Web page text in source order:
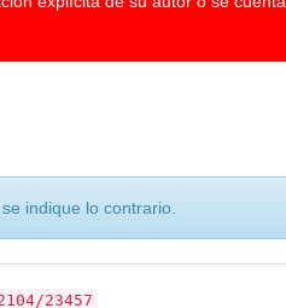
indique lo contrario.
23457